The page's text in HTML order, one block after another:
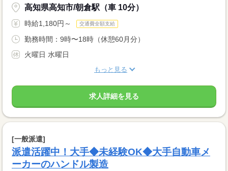
高知県高知市/朝倉駅（車 10分）
時給1,180円～ 交通費全額支給
勤務時間：9時〜18時（休憩60月分）
火曜日 水曜日
もっと見る
求人詳細を見る
[一般派遣]
派遣活躍中！大手◆未経験OK◆大手自動車メ
ーカーのハンドル製造